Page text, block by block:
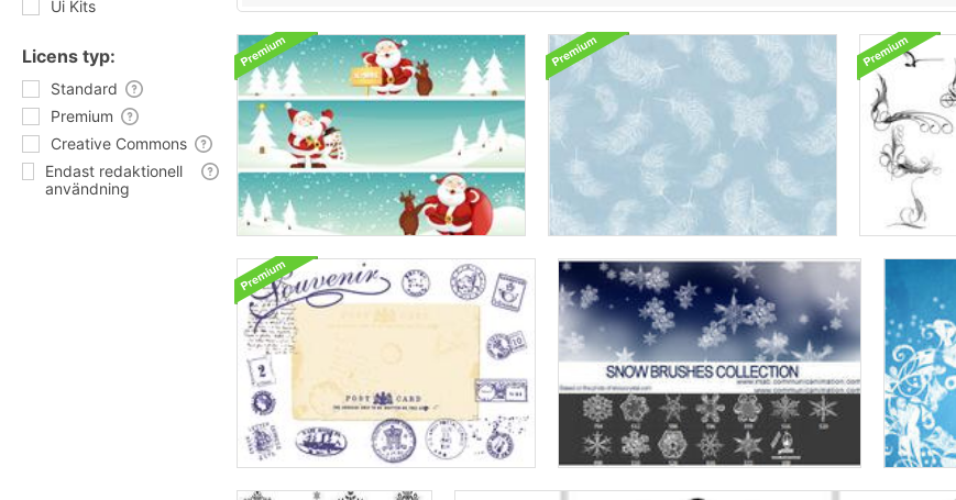
Ui Kits
Licens typ:
Standard
Premium
Creative Commons
Endast redaktionell
användning